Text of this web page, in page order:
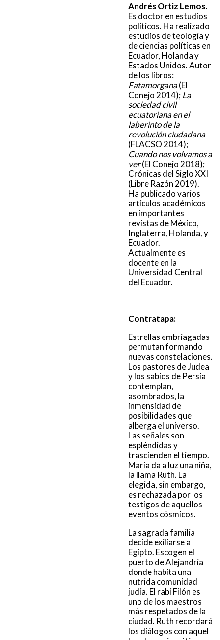
Andrés Ortiz Lemos.
Es doctor en estudios
políticos. Ha realizado
estudios de teología y
de ciencias políticas en
Ecuador, Holanda y
Estados Unidos. Autor
de los libros:
Fatamorgana(El
Conejo 2014);La
sociedad civil
ecuatoriana en el
laberinto de la
revolución ciudadana
(FLACSO 2014);
Cuando nos volvamos a
ver(El Conejo 2018);
Crónicas del Siglo XXI
(Libre Razón 2019).
Ha publicado varios
artículos académicos
en importantes
revistas de México,
Inglaterra, Holanda, y
Ecuador.
Actualmente es
docente en la
Universidad Central
del Ecuador.
Contratapa:
Estrellas embriagadas
permutan formando
nuevas constelaciones.
Los pastores de Judea
y los sabios de Persia
contemplan,
asombrados, la
inmensidad de
posibilidades que
alberga el universo.
Las señales son
espléndidas y
trascienden el tiempo.
María da a luz una niña,
la llama Ruth. La
elegida, sin embargo,
es rechazada por los
testigos de aquellos
eventos cósmicos.
La sagrada familia
decide exiliarse a
Egipto. Escogen el
puerto de Alejandría
donde habita una
nutrida comunidad
judía. El rabí Filón es
uno de los maestros
más respetados de la
ciudad. Ruth recordará
los diálogos con aquel